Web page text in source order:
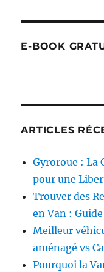
E-BOOK
ARTICLES
Gyroroue : La
pour une
Trouver des
en Van :
Meilleur
aménagé vs
Pourquoi la